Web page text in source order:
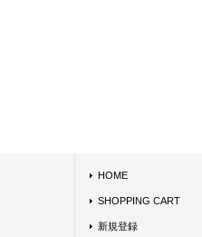
HOME
SHOPPING CART
新規登録